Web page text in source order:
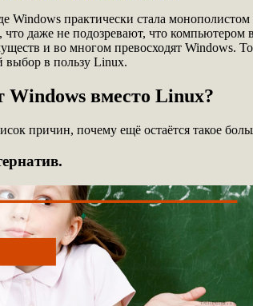
Windows практически стала
даже не подозревают, что компьютером
и во многом превосходят Windows.
выбор в пользу Linux.
вместо Linux?
причин, почему ещё остаётся такое